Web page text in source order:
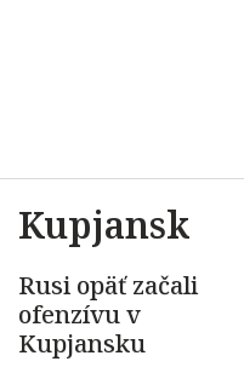
Kupjansk
Rusi opäť začali
ofenzívu v
Kupjansku